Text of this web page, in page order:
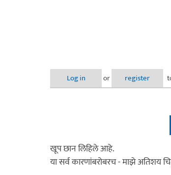
Log in or register
खूप छान लिहिले आहे.
या सर्व कारणांबरोबरच - माझे अतिशय